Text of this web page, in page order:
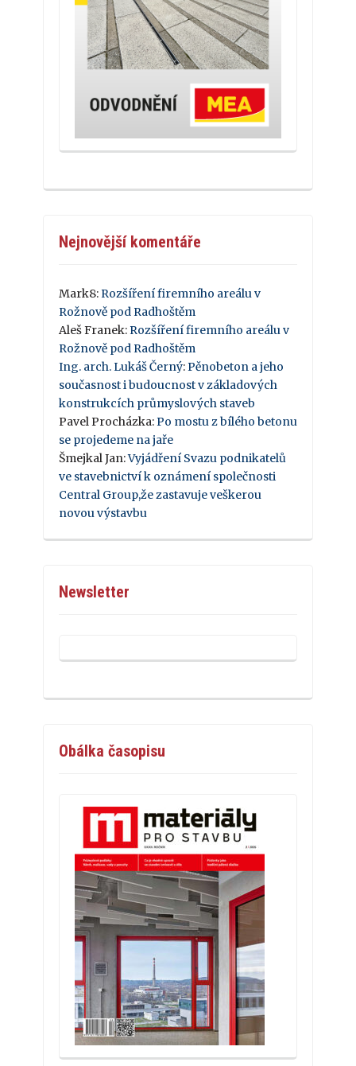
Nejnovější komentáře
Mark8:Rozšíření firemního areálu v
Rožnově pod Radhoštěm
Aleš Franek:Rozšíření firemního areálu v
Rožnově pod Radhoštěm
Ing. arch. Lukáš Černý:Pěnobeton a jeho
současnost i budoucnost v základových
konstrukcích průmyslových staveb
Pavel Procházka:Po mostu z bílého betonu
se projedeme na jaře
Šmejkal Jan:Vyjádření Svazu podnikatelů
ve stavebnictví k oznámení společnosti
Central Group,že zastavuje veškerou
novou výstavbu
Newsletter
Obálka časopisu